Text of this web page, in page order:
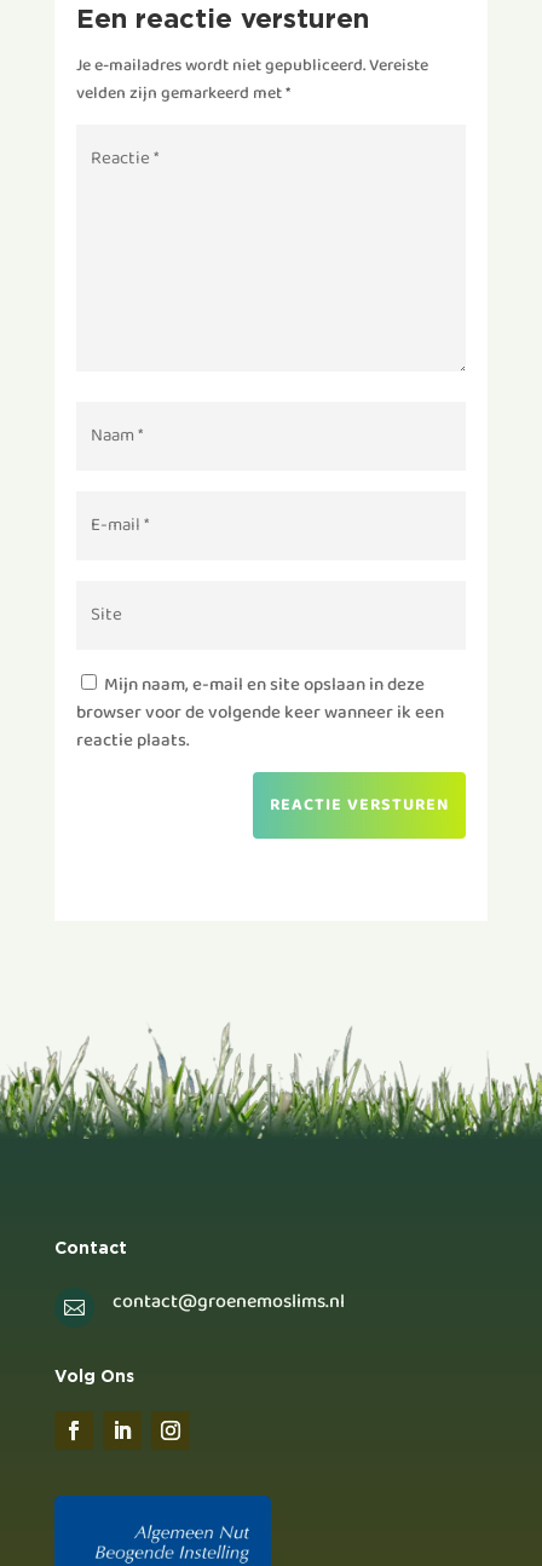
Een reactie versturen
Je e-mailadres wordt niet gepubliceerd.Vereiste
velden zijn gemarkeerd met*
Mijn naam, e-mail en site opslaan in deze
browser voor de volgende keer wanneer ik een
reactie plaats.
REACTIE VERSTUREN
Contact
 contact@groenemoslims.nl
Volg Ons